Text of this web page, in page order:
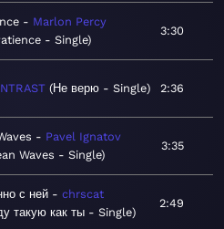
Marlon Percy
- Single
3:30
Не верю - Single 2:36
Pavel Ignatov
Waves - Single
3:35
с ней
chrscat
такую как ты - Single
2:49